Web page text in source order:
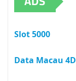
Slot 5000
Data Macau 4D